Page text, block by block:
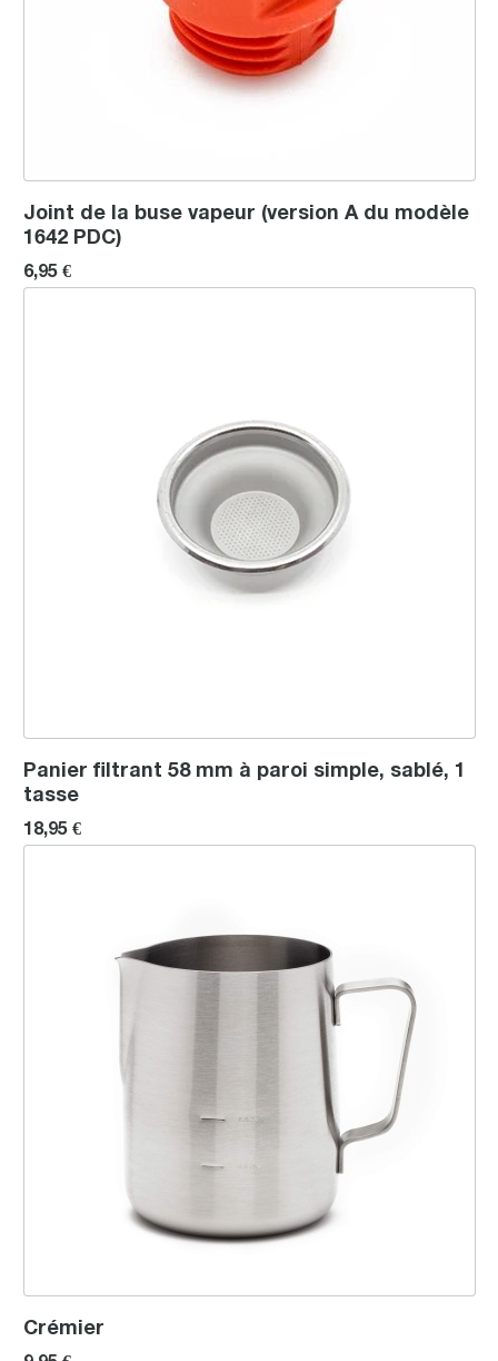
Joint de la buse vapeur (version A du modèle
1642 PDC)
6,95 €
Panier filtrant 58 mm à paroi simple, sablé, 1 tasse
Panier filtrant 58 mm à paroi simple, sablé, 1
tasse
18,95 €
Crémier
Crémier